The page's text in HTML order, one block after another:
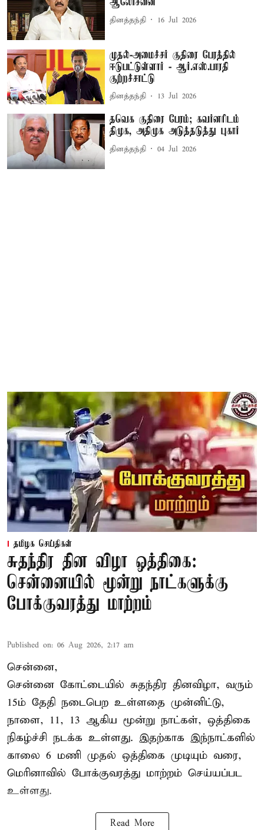
ஆலோசனை
தினத்தந்தி 16 Jul 2026
முதல்-அமைச்சர் குதிரை பேரத்தில்
ஈடுபட்டுள்ளார் - ஆர்.எஸ்.பாரதி
குற்றச்சாட்டு
தினத்தந்தி 13 Jul 2026
தவெக குதிரை பேரம்; கவர்னரிடம்
திமுக, அதிமுக அடுத்தடுத்து புகார்
தினத்தந்தி 04 Jul 2026
தமிழக செய்திகள்
சுதந்திர தின விழா ஒத்திகை:
சென்னையில் மூன்று நாட்களுக்கு
போக்குவரத்து மாற்றம்
Published on: 06 Aug 2026, 2:17 am
சென்னை,
சென்னை கோட்டையில் சுதந்திர தினவிழா, வரும்
15ம் தேதி நடைபெற உள்ளதை முன்னிட்டு,
நாளை, 11, 13 ஆகிய மூன்று நாட்கள், ஒத்திகை
நிகழ்ச்சி நடக்க உள்ளது. இதற்காக இந்நாட்களில்
காலை 6 மணி முதல் ஒத்திகை முடியும் வரை,
மெரினாவில் போக்குவரத்து மாற்றம் செய்யப்பட
உள்ளது.
Read More